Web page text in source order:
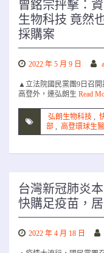
曾銘宗抨擊：
生物科技 竟然
採購案
2022 年 5 月 9 日
▲立法院國民黨團9日召開
高登外，連弘朗生 Read
弘朗生物科技 ,
部 , 高登環球生
台灣新冠肺炎
快購足疫苗，
2022 年 4 月 18 日